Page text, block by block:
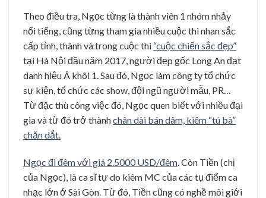
Theo điều tra, Ngọc từng là thành viên 1 nhóm nhảy
nổi tiếng, cũng từng tham gia nhiều cuộc thi nhan sắc
cấp tỉnh, thành và trong cuộc thi “cuộc chiến sắc đẹp”
tại Hà Nội đầu năm 2017, người đẹp gốc Long An đạt
danh hiệu Á khôi 1. Sau đó, Ngọc làm công ty tổ chức
sự kiện, tổ chức các show, đội ngũ người mẫu, PR…
Từ đặc thù công việc đó, Ngọc quen biết với nhiều đại
gia và từ đó trở thànhchân dài bán dâm, kiêm “tú bà”
chăn dắt.
Ngọc đi đêm với giá 2.5000 USD/đêm . Còn Tiền (chị
của Ngọc), là ca sĩ tự do kiêm MC của các tụ điểm ca
nhạc lớn ở Sài Gòn. Từ đó, Tiền cũng có nghề môi giới